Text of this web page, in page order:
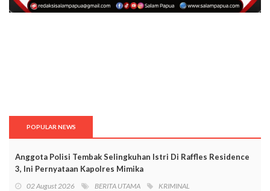
POPULAR NEWS
Anggota Polisi Tembak Selingkuhan Istri Di Raffles Residence
3, Ini Pernyataan Kapolres Mimika
02 August 2026 BERITA UTAMA KRIMINAL